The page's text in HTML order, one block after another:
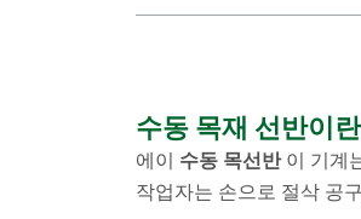
수동 목재 선반이
에이 수동 목선반이 기계
작업자는 손으로 절삭 공